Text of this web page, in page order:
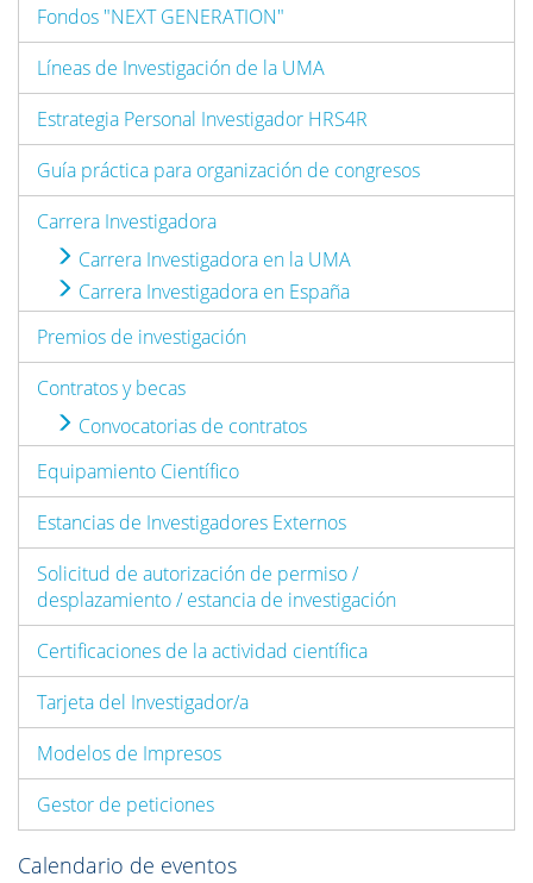
Fondos "NEXT GENERATION"
Líneas de Investigación de la UMA
Estrategia Personal Investigador HRS4R
Guía práctica para organización de congresos
Carrera Investigadora
Carrera Investigadora en la UMA
Carrera Investigadora en España
Premios de investigación
Contratos y becas
Convocatorias de contratos
Equipamiento Científico
Estancias de Investigadores Externos
Solicitud de autorización de permiso /
desplazamiento / estancia de investigación
Certificaciones de la actividad científica
Tarjeta del Investigador/a
Modelos de Impresos
Gestor de peticiones
Calendario de eventos